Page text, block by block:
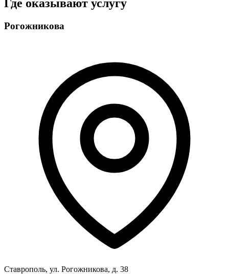
Где оказывают услугу
Рогожникова
Ставрополь, ул. Рогожникова, д. 38